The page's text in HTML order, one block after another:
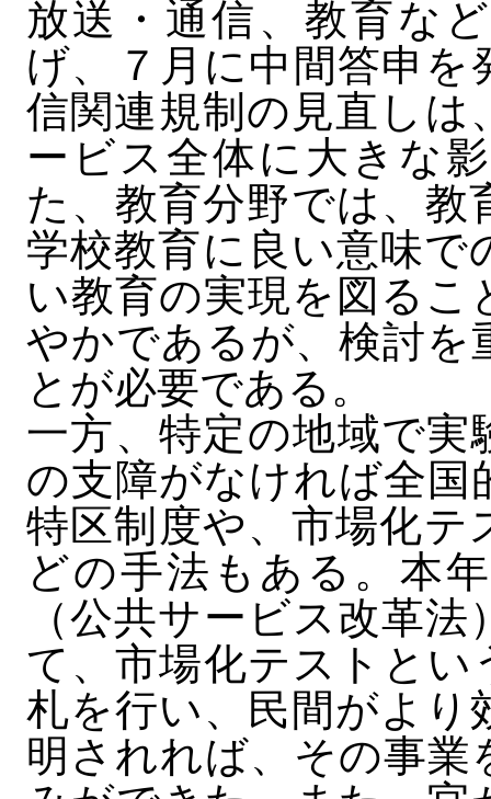
放送・通信、教育な
げ、７月に中間答申
信関連規制の見直しは
ービス全体に大きな
た、教育分野では、
学校教育に良い意味で
い教育の実現を図る
やかであるが、検討を
とが必要である。
一方、特定の地域で実
の支障がなければ全国
特区制度や、市場化テ
どの手法もある。本
（公共サービス改革
て、市場化テストとい
札を行い、民間がより
明されれば、その事